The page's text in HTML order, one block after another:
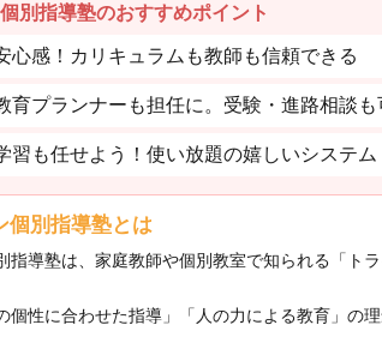
別指導塾のおすすめポイント
心感！カリキュラムも教師も信頼できる
育プランナーも担任に。受験・進路相談も
習も任せよう！使い放題の嬉しいシステム
個別指導塾とは
指導塾は、家庭教師や個別教室で知られる「ト
個性に合わせた指導」「人の力による教育」の